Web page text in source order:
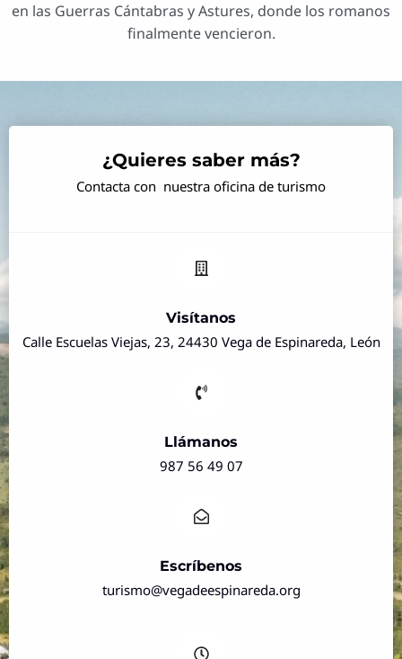
en las Guerras Cántabras y Astures, donde los romanos
finalmente vencieron.
¿Quieres saber más?​
Contacta con nuestra oficina de turismo
Visítanos
Calle Escuelas Viejas, 23, 24430 Vega de Espinareda, León
Llámanos
987 56 49 07
Escríbenos
turismo@vegadeespinareda.org